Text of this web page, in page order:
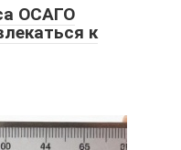
ОСАГО
к